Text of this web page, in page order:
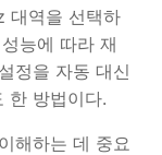
대역을 선택하
능에 따라 재
정을 자동 대신
한 방법이다.
해하는 데 중요